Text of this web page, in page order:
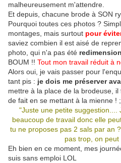
malheureusement m'attendre.
Et depuis, chacune brode à SON
Pourquoi toutes ces photos ?
montages, mais surtout pour
saviez combien il est aisé de
photo, qui n'a pas été
BOUM !! Tout mon travail réduit à
Alors oui, je vais passer pour
tant pis : je dois me préserver
mettre à la place de la brodeuse,
de fait en se mettant à la mienne !
"Juste une petite suggestion....
beaucoup de travail donc elle
tu ne proposes pas 2 sals par an
pas trop, on
Eh bien en ce moment, mes
suis sans emploi LOL